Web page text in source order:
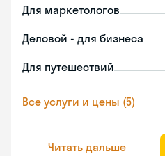
Для маркетологов
Деловой - для бизнеса
Для путешествий
Все услуги и цены (5)
Читать дальше